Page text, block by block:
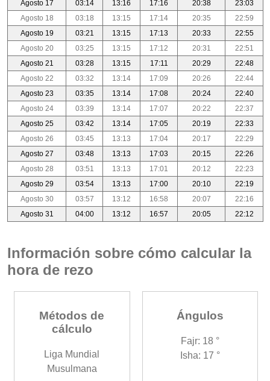
Agosto 17
03:14 13:16 17:16 20:38
23:03
Agosto 18
03:18 13:15 17:14 20:35
22:59
Agosto 19
03:21 13:15 17:13 20:33
22:55
Agosto 20
03:25 13:15 17:12 20:31
22:51
Agosto 21
03:28 13:15 17:11 20:29
22:48
Agosto 22
03:32 13:14 17:09 20:26
22:44
Agosto 23
03:35 13:14 17:08 20:24
22:40
Agosto 24
03:39 13:14 17:07 20:22
22:37
Agosto 25
03:42 13:14 17:05 20:19
22:33
Agosto 26
03:45 13:13 17:04 20:17
22:29
Agosto 27
03:48 13:13 17:03 20:15
22:26
Agosto 28
03:51 13:13 17:01 20:12
22:23
Agosto 29
03:54 13:13 17:00 20:10
22:19
Agosto 30
03:57 13:12 16:58 20:07
22:16
Agosto 31
04:00 13:12 16:57 20:05 22:12
Información sobre cómo calcular la
hora de rezo
Métodos de
cálculo
Liga Mundial
Musulmana
Ángulos
Fajr: 18 °
Isha: 17 °